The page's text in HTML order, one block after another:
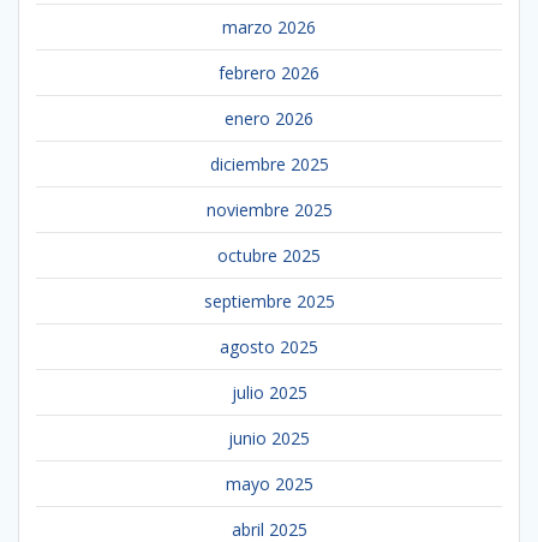
marzo 2026
febrero 2026
enero 2026
diciembre 2025
noviembre 2025
octubre 2025
septiembre 2025
agosto 2025
julio 2025
junio 2025
mayo 2025
abril 2025